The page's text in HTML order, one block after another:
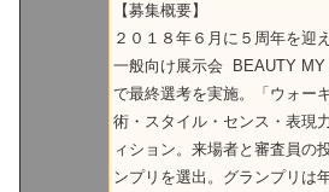
【募集概要】
２０１８年６月に５周年を迎
一般向け展示会 BEAUTY
で最終選考を実施。「ウォー
術・スタイル・センス・表現
ィション。来場者と審査員の
ンプリを選出。グランプリは